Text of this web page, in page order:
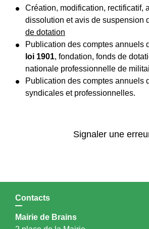
Création, modification, rectificatif,
dissolution et avis de suspension
de dotation
Publication des comptes annuels
loi 1901, fondation, fonds de
nationale professionnelle de
Publication des comptes annuels
syndicales et professionnelles.
Signaler une
Contacts
Mairie de Brains